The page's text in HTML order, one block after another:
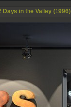
Days in the Valley (1996)